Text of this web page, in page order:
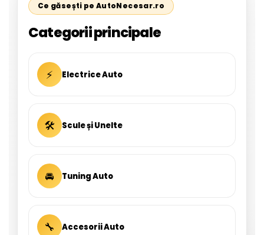
Ce găsești pe AutoNecesar.ro
Categorii principale
⚡ Electrice Auto
🛠 Scule și Unelte
🚘 Tuning Auto
🔧 Accesorii Auto